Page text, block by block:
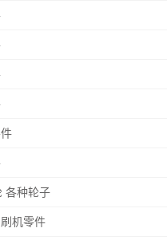
各种轮子
机零件